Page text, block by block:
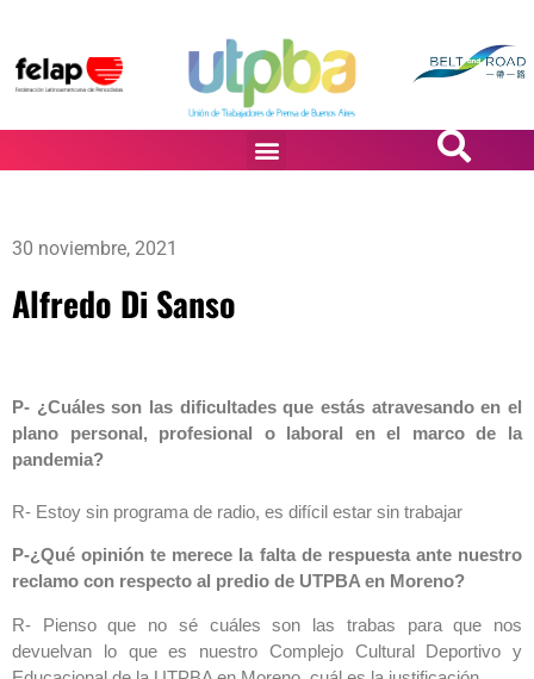
30 noviembre, 2021
Alfredo Di Sanso
P- ¿Cuáles son las dificultades que estás atravesando en el
plano personal, profesional o laboral en el marco de la
pandemia?
R- Estoy sin programa de radio, es difícil estar sin trabajar
P-¿Qué opinión te merece la falta de respuesta ante nuestro
reclamo con respecto al predio de UTPBA en Moreno?
R- Pienso que no sé cuáles son las trabas para que nos
devuelvan lo que es nuestro Complejo Cultural Deportivo y